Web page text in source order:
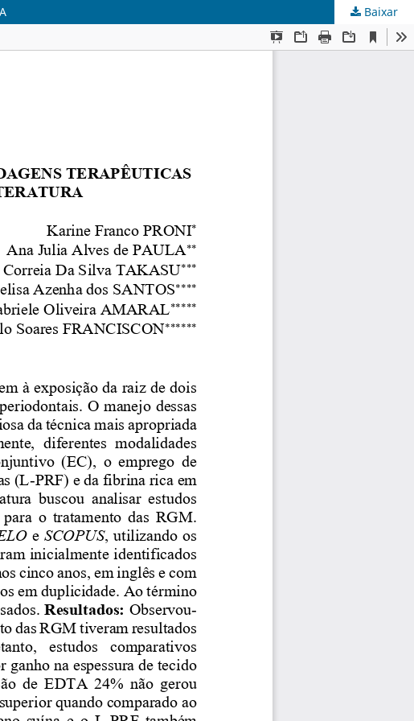
Baixar